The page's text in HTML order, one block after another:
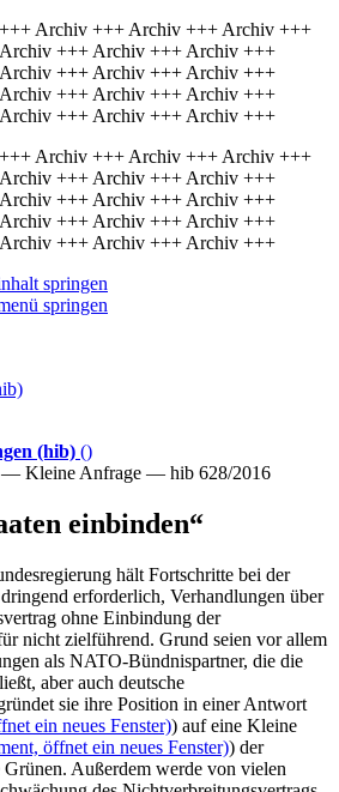
Archiv +++ Archiv +++ Archiv +++
+++ Archiv +++ Archiv +++
+++ Archiv +++ Archiv +++
+++ Archiv +++ Archiv +++
+++ Archiv +++ Archiv +++
Archiv +++ Archiv +++ Archiv +++
+++ Archiv +++ Archiv +++
+++ Archiv +++ Archiv +++
+++ Archiv +++ Archiv +++
+++ Archiv +++ Archiv +++
springen
springen
(hib) ()
— Kleine Anfrage — hib 628/2016
einbinden“
hält Fortschritte bei der
erforderlich, Verhandlungen über
ohne Einbindung der
nicht zielführend. Grund seien vor allem
als NATO-Bündnispartner, die die
aber auch deutsche
sie ihre Position in einer Antwort
ein neues Fenster)) auf eine Kleine
öffnet ein neues Fenster)) der
Außerdem werde von vielen